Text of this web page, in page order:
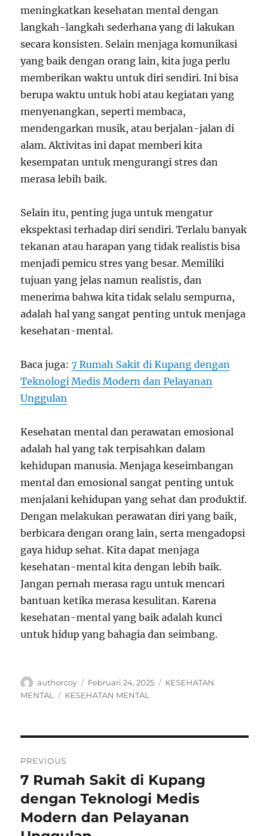
meningkatkan kesehatan mental dengan
langkah-langkah sederhana yang di lakukan
secara konsisten. Selain menjaga komunikasi
yang baik dengan orang lain, kita juga perlu
memberikan waktu untuk diri sendiri. Ini bisa
berupa waktu untuk hobi atau kegiatan yang
menyenangkan, seperti membaca,
mendengarkan musik, atau berjalan-jalan di
alam. Aktivitas ini dapat memberi kita
kesempatan untuk mengurangi stres dan
merasa lebih baik.
Selain itu, penting juga untuk mengatur
ekspektasi terhadap diri sendiri. Terlalu banyak
tekanan atau harapan yang tidak realistis bisa
menjadi pemicu stres yang besar. Memiliki
tujuan yang jelas namun realistis, dan
menerima bahwa kita tidak selalu sempurna,
adalah hal yang sangat penting untuk menjaga
kesehatan-mental.
Baca juga:7 Rumah Sakit di Kupang dengan
Teknologi Medis Modern dan Pelayanan
Unggulan
Kesehatan mental dan perawatan emosional
adalah hal yang tak terpisahkan dalam
kehidupan manusia. Menjaga keseimbangan
mental dan emosional sangat penting untuk
menjalani kehidupan yang sehat dan produktif.
Dengan melakukan perawatan diri yang baik,
berbicara dengan orang lain, serta mengadopsi
gaya hidup sehat. Kita dapat menjaga
kesehatan-mental kita dengan lebih baik.
Jangan pernah merasa ragu untuk mencari
bantuan ketika merasa kesulitan. Karena
kesehatan-mental yang baik adalah kunci
untuk hidup yang bahagia dan seimbang.
Author
authorcoy
Posted
on
Februari 24, 2025 Categories
KESEHATAN
MENTAL
Tags
KESEHATAN MENTAL
pos
PREVIOUS
Previous
post:
7 Rumah Sakit di Kupang
dengan Teknologi Medis
Modern dan Pelayanan